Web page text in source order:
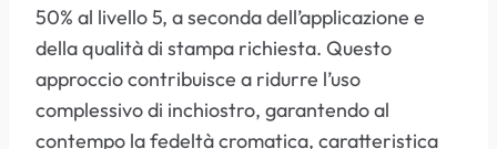
50% al livello 5, a seconda dell’applicazione e
della qualità di stampa richiesta. Questo
approccio contribuisce a ridurre l’uso
complessivo di inchiostro, garantendo al
contempo la fedeltà cromatica, caratteristica